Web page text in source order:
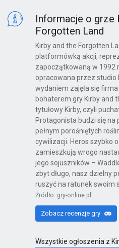
Informacje o grze
Forgotten Land
Kirby and the Forgotten
platformówką akcji,
zapoczątkowaną w 1992
opracowana przez studio
wydaniem zajęła się
bohaterem gry Kirby and
tytułowy Kirby, czyli
Protagonista budzi się na
pełnym porośniętych
cywilizacji. Heros szybko
zamieszkują wrogo
jego sojuszników –
zbyt długo, nasz dzielny
ruszyć na ratunek swoim
Źródło: gry-online.pl
Zobacz recenzje gry
Wszystkie ogłoszenia z